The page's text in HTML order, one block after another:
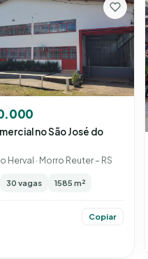
no São José do
Herval · Morro Reuter – RS
30 vagas 1585 m²
Copiar